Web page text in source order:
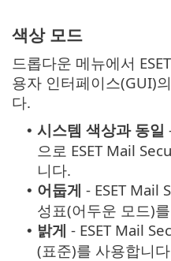
색상 모드
드롭다운 메뉴에서
용자 인터페이스(GUI)
다.
• 시스템 색상과 동일
으로 ESET Mail
니다.
• 어둡게 - ESET Mail
성표(어두운 모드)
• 밝게 - ESET Mail
(표준)를 사용합니